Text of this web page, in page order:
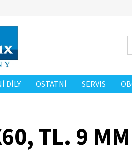
DÍLY OSTATNÍ SERVIS
TL. 9